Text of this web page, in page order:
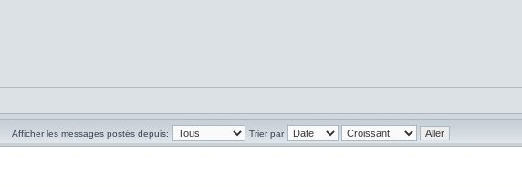
Afficher les messages postés depuis: Trier par